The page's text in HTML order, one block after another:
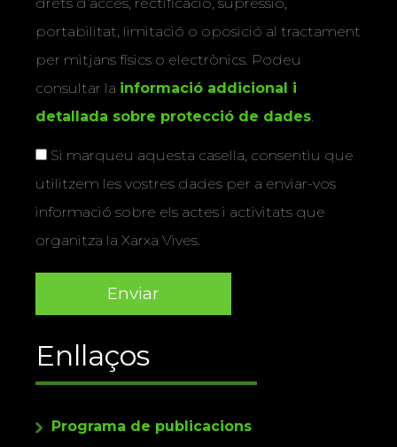
portabilitat, limitació o oposició al tractament
per mitjans físics o electrònics. Podeu
consultar la informació addicional i
detallada sobre protecció de dades.
Si marqueu aquesta casella, consentiu que
utilitzem les vostres dades per a enviar-vos
informació sobre els actes i activitats que
organitza la Xarxa Vives.
Enllaços
Programa de publicacions